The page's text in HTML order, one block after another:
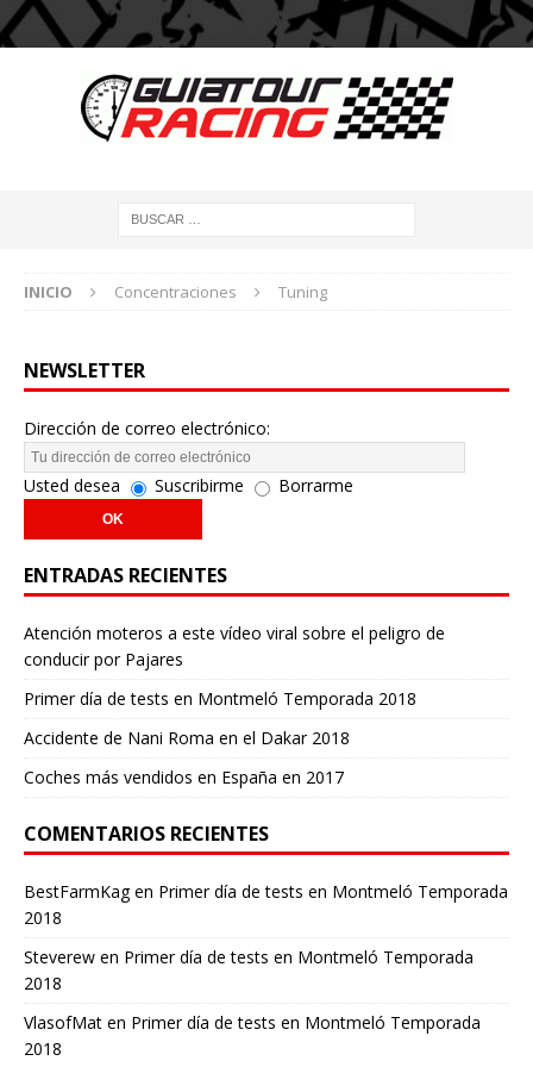
INICIO Concentraciones Tuning
NEWSLETTER
Dirección de correo electrónico:
Usted desea Suscribirme Borrarme
ENTRADAS RECIENTES
Atención moteros a este vídeo viral sobre el peligro de
conducir por Pajares
Primer día de tests en Montmeló Temporada 2018
Accidente de Nani Roma en el Dakar 2018
Coches más vendidos en España en 2017
COMENTARIOS RECIENTES
BestFarmKagen Primer día de tests en Montmeló Temporada
2018
Steverew en Primer día de tests en Montmeló Temporada
2018
VlasofMat en Primer día de tests en Montmeló Temporada
2018